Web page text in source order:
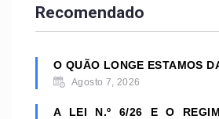
Recomendado
O QUÃO LONGE ESTAMOS
Agosto 7, 2026
A LEI N.º 6/26 E O